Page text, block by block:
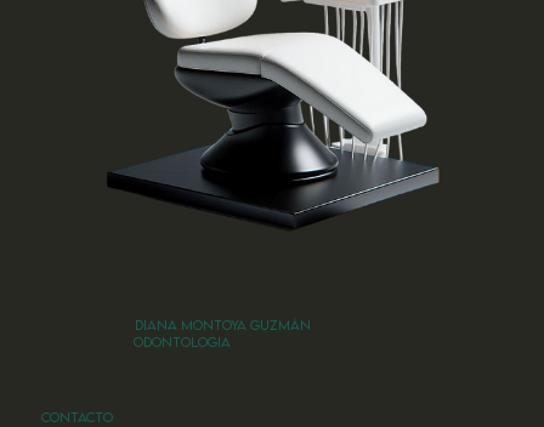
DIANA MONTOYA GUZMÁN
ODONTOLOGIA
Contacto